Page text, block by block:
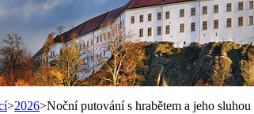
>2026>Noční putování s hrabětem a jeho sluhou